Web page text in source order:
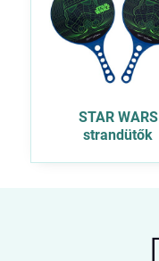
STAR WARS
strandütők